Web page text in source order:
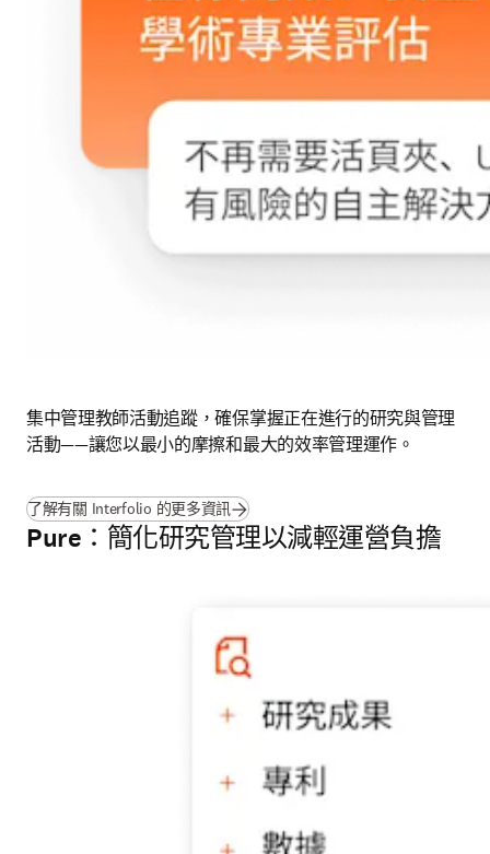
集中管理教師活動追蹤，確保掌握正在進行的研究與管理
活動——讓您以最小的摩擦和最大的效率管理運作。
了解有關 Interfolio 的更多資訊
Pure：簡化研究管理以減輕運營負擔